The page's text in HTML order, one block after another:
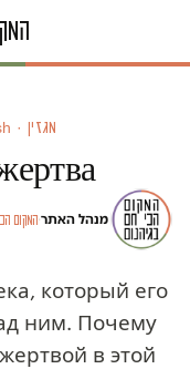
מגזין · русский / English / عربى
מנהל האתר·המקום
который его
ним. Почему
в этой